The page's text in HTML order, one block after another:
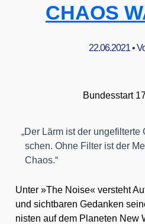
CHAOS
22.06.2021•
Bun­des­start
„Der Lärm ist der
schen. Ohne Fil­ter ist der
Cha­os.“
Unter »The Noi­se« ver­steht
und sicht­ba­ren Gedan­ken
nis­ten auf dem Pla­ne­ten New